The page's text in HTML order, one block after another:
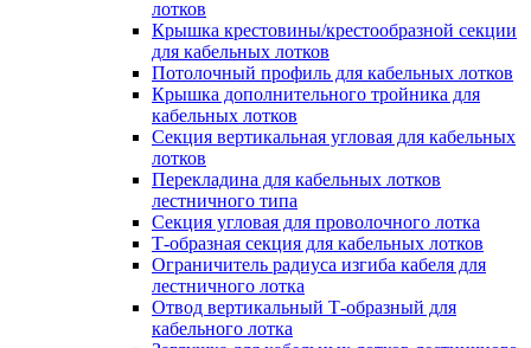
лотков
Крышка крестовины/крестообразной секции
для кабельных лотков
Потолочный профиль для кабельных лотков
Крышка дополнительного тройника для
кабельных лотков
Секция вертикальная угловая для кабельных
лотков
Перекладина для кабельных лотков
лестничного типа
Секция угловая для проволочного лотка
Т-образная секция для кабельных лотков
Ограничитель радиуса изгиба кабеля для
лестничного лотка
Отвод вертикальный Т-образный для
кабельного лотка